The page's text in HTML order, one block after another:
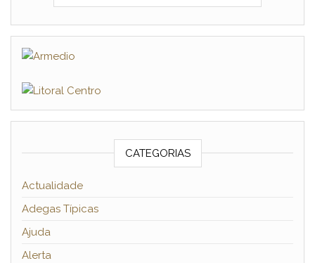
CATEGORIAS
Actualidade
Adegas Típicas
Ajuda
Alerta